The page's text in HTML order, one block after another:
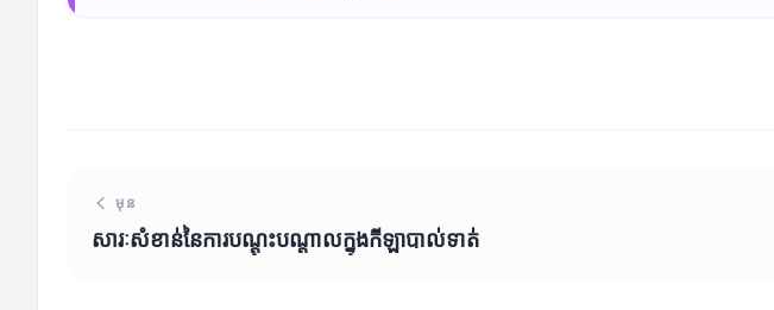
មុន
សារៈសំខាន់នៃការបណ្ដុះបណ្ដាលក្នុងកីឡាបាល់ទាត់